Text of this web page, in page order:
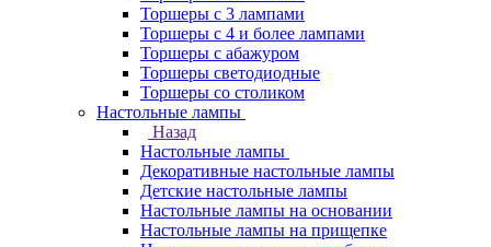
Торшеры с 3 лампами
Торшеры с 4 и более лампами
Торшеры с абажуром
Торшеры светодиодные
Торшеры со столиком
Настольные лампы
Назад
Настольные лампы
Декоративные настольные лампы
Детские настольные лампы
Настольные лампы на основании
Настольные лампы на прищепке